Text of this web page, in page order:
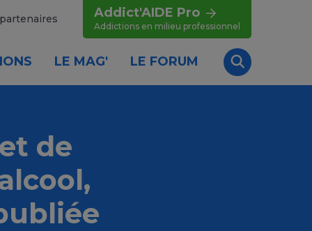
Addict'AIDE Pro
Addictions en milieu professionnel
LE MAG' LE FORUM
Recherche
de